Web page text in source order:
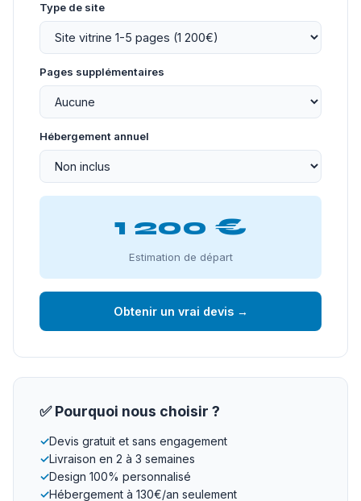
Type de site
Pages supplémentaires
Hébergement annuel
1 200 €
Estimation de départ
Obtenir un vrai devis →
✅ Pourquoi nous choisir ?
✓Devis gratuit et sans engagement
✓Livraison en 2 à 3 semaines
✓Design 100% personnalisé
✓Hébergement à 130€/an seulement